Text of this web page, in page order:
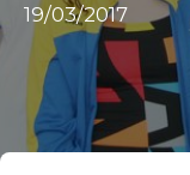
19/03/2017